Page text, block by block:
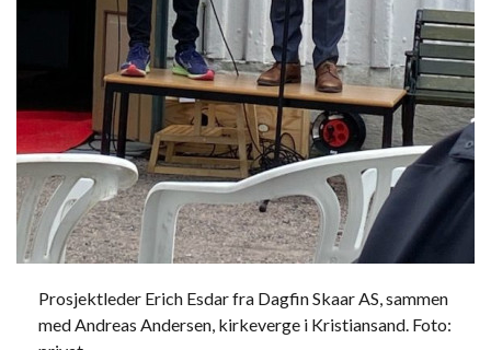
Prosjektleder Erich Esdar fra Dagfin Skaar AS, sammen
med Andreas Andersen, kirkeverge i Kristiansand. Foto: